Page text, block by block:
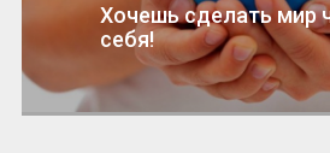
Хочешь сделать мир
себя!